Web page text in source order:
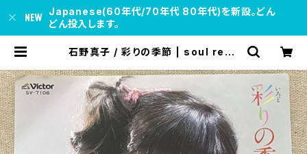
Japanese(60年代/70年代 80年代)を新設。どん
どん投入します。
石野真子 / 彩りの季節 | soul resp